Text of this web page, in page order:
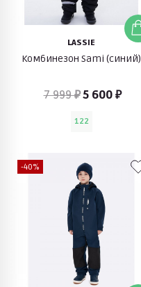
LASSIE
Комбинезон Sami (синий)
7 999 ₽5 600 ₽
122
-40%